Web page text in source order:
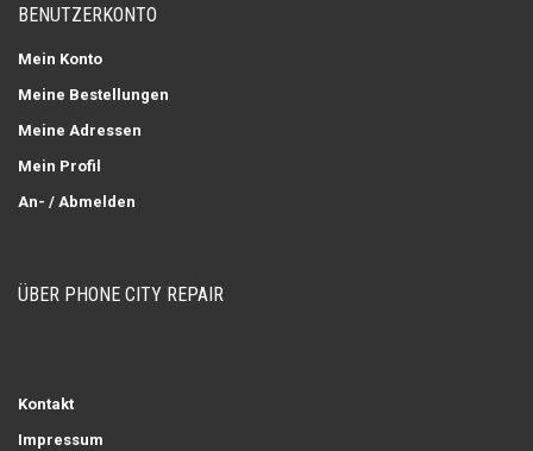
BENUTZERKONTO
Mein Konto
Meine Bestellungen
Meine Adressen
Mein Profil
An- / Abmelden
ÜBER PHONE CITY REPAIR
Kontakt
Impressum